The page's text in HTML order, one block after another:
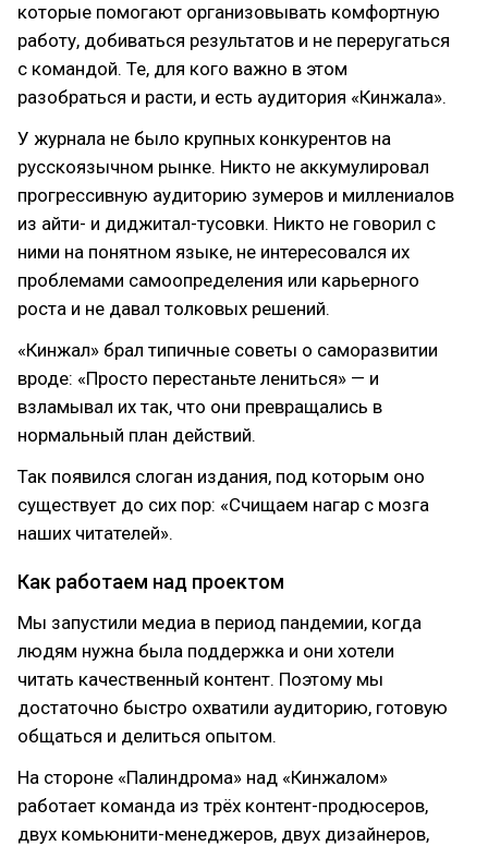
которые помогают организовывать комфортную
работу, добиваться результатов и не переругаться
с командой. Те, для кого важно в этом
разобраться и расти, и есть аудитория «Кинжала».
У журнала не было крупных конкурентов на
русскоязычном рынке. Никто не аккумулировал
прогрессивную аудиторию зумеров и миллениалов
из айти- и диджитал-тусовки. Никто не говорил с
ними на понятном языке, не интересовался их
проблемами самоопределения или карьерного
роста и не давал толковых решений.
«Кинжал» брал типичные советы о саморазвитии
вроде: «Просто перестаньте лениться» — и
взламывал их так, что они превращались в
нормальный план действий.
Так появился слоган издания, под которым оно
существует до сих пор: «Счищаем нагар с мозга
наших читателей».
Как работаем над проектом
Мы запустили медиа в период пандемии, когда
людям нужна была поддержка и они хотели
читать качественный контент. Поэтому мы
достаточно быстро охватили аудиторию, готовую
общаться и делиться опытом.
На стороне «Палиндрома» над «Кинжалом»
работает команда из трёх контент-продюсеров,
двух комьюнити-менеджеров, двух дизайнеров,